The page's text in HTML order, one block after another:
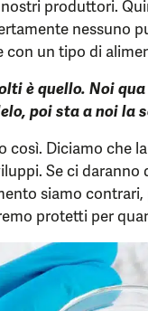
produttori.
nessuno
con un tipo di
è quello. Noi
poi sta a noi la
così. Diciamo
Se ci daranno
siamo
protetti per